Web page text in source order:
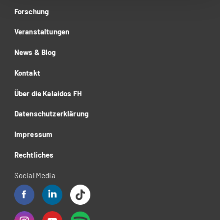
Forschung
Veranstaltungen
News & Blog
Kontakt
Über die Kalaidos FH
Datenschutzerklärung
Impressum
Rechtliches
Social Media